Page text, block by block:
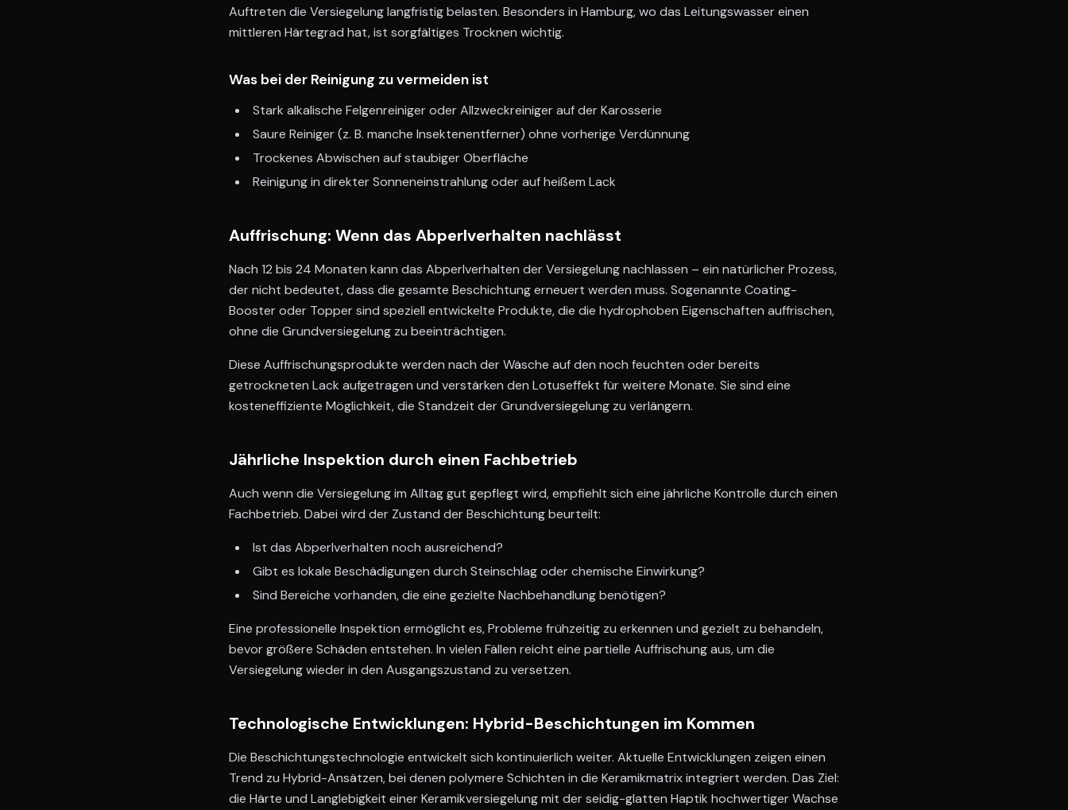
Auftreten die Versiegelung langfristig belasten. Besonders in Hamburg, wo das Leitungswasser einen
mittleren Härtegrad hat, ist sorgfältiges Trocknen wichtig.
Was bei der Reinigung zu vermeiden ist
Stark alkalische Felgenreiniger oder Allzweckreiniger auf der Karosserie
Saure Reiniger (z. B. manche Insektenentferner) ohne vorherige Verdünnung
Trockenes Abwischen auf staubiger Oberfläche
Reinigung in direkter Sonneneinstrahlung oder auf heißem Lack
Auffrischung: Wenn das Abperlverhalten nachlässt
Nach 12 bis 24 Monaten kann das Abperlverhalten der Versiegelung nachlassen – ein natürlicher Prozess,
der nicht bedeutet, dass die gesamte Beschichtung erneuert werden muss. Sogenannte Coating-
Booster oder Topper sind speziell entwickelte Produkte, die die hydrophoben Eigenschaften auffrischen,
ohne die Grundversiegelung zu beeinträchtigen.
Diese Auffrischungsprodukte werden nach der Wäsche auf den noch feuchten oder bereits
getrockneten Lack aufgetragen und verstärken den Lotuseffekt für weitere Monate. Sie sind eine
kosteneffiziente Möglichkeit, die Standzeit der Grundversiegelung zu verlängern.
Jährliche Inspektion durch einen Fachbetrieb
Auch wenn die Versiegelung im Alltag gut gepflegt wird, empfiehlt sich eine jährliche Kontrolle durch einen
Fachbetrieb. Dabei wird der Zustand der Beschichtung beurteilt:
Ist das Abperlverhalten noch ausreichend?
Gibt es lokale Beschädigungen durch Steinschlag oder chemische Einwirkung?
Sind Bereiche vorhanden, die eine gezielte Nachbehandlung benötigen?
Eine professionelle Inspektion ermöglicht es, Probleme frühzeitig zu erkennen und gezielt zu behandeln,
bevor größere Schäden entstehen. In vielen Fällen reicht eine partielle Auffrischung aus, um die
Versiegelung wieder in den Ausgangszustand zu versetzen.
Technologische Entwicklungen: Hybrid-Beschichtungen im Kommen
Die Beschichtungstechnologie entwickelt sich kontinuierlich weiter. Aktuelle Entwicklungen zeigen einen
Trend zu Hybrid-Ansätzen, bei denen polymere Schichten in die Keramikmatrix integriert werden. Das Ziel:
die Härte und Langlebigkeit einer Keramikversiegelung mit der seidig-glatten Haptik hochwertiger Wachse